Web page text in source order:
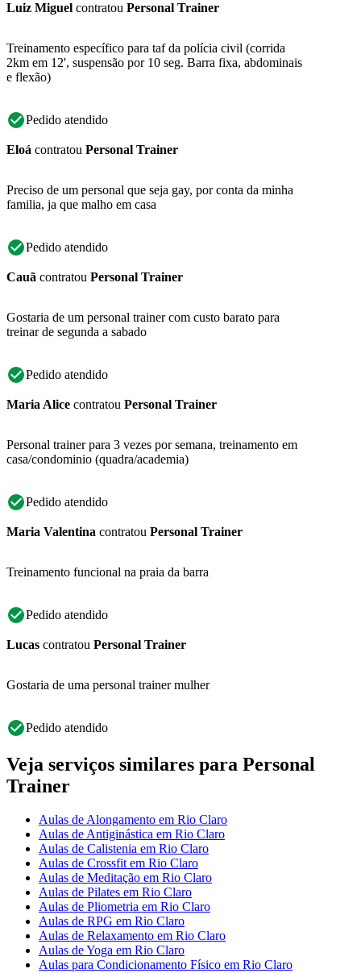
Luiz Miguel contratou Personal Trainer
Treinamento específico para taf da polícia civil (corrida
2km em 12', suspensão por 10 seg. Barra fixa, abdominais
e flexão)
Pedido atendido
Eloá contratou Personal Trainer
Preciso de um personal que seja gay, por conta da minha
familia, ja que malho em casa
Pedido atendido
Cauã contratou Personal Trainer
Gostaria de um personal trainer com custo barato para
treinar de segunda a sabado
Pedido atendido
Maria Alice contratou Personal Trainer
Personal trainer para 3 vezes por semana, treinamento em
casa/condominio (quadra/academia)
Pedido atendido
Maria Valentina contratou Personal Trainer
Treinamento funcional na praia da barra
Pedido atendido
Lucas contratou Personal Trainer
Gostaria de uma personal trainer mulher
Pedido atendido
Veja serviços similares para Personal
Trainer
Aulas de Alongamento em Rio Claro
Aulas de Antiginástica em Rio Claro
Aulas de Calistenia em Rio Claro
Aulas de Crossfit em Rio Claro
Aulas de Meditação em Rio Claro
Aulas de Pilates em Rio Claro
Aulas de Pliometria em Rio Claro
Aulas de RPG em Rio Claro
Aulas de Relaxamento em Rio Claro
Aulas de Yoga em Rio Claro
Aulas para Condicionamento Físico em Rio Claro